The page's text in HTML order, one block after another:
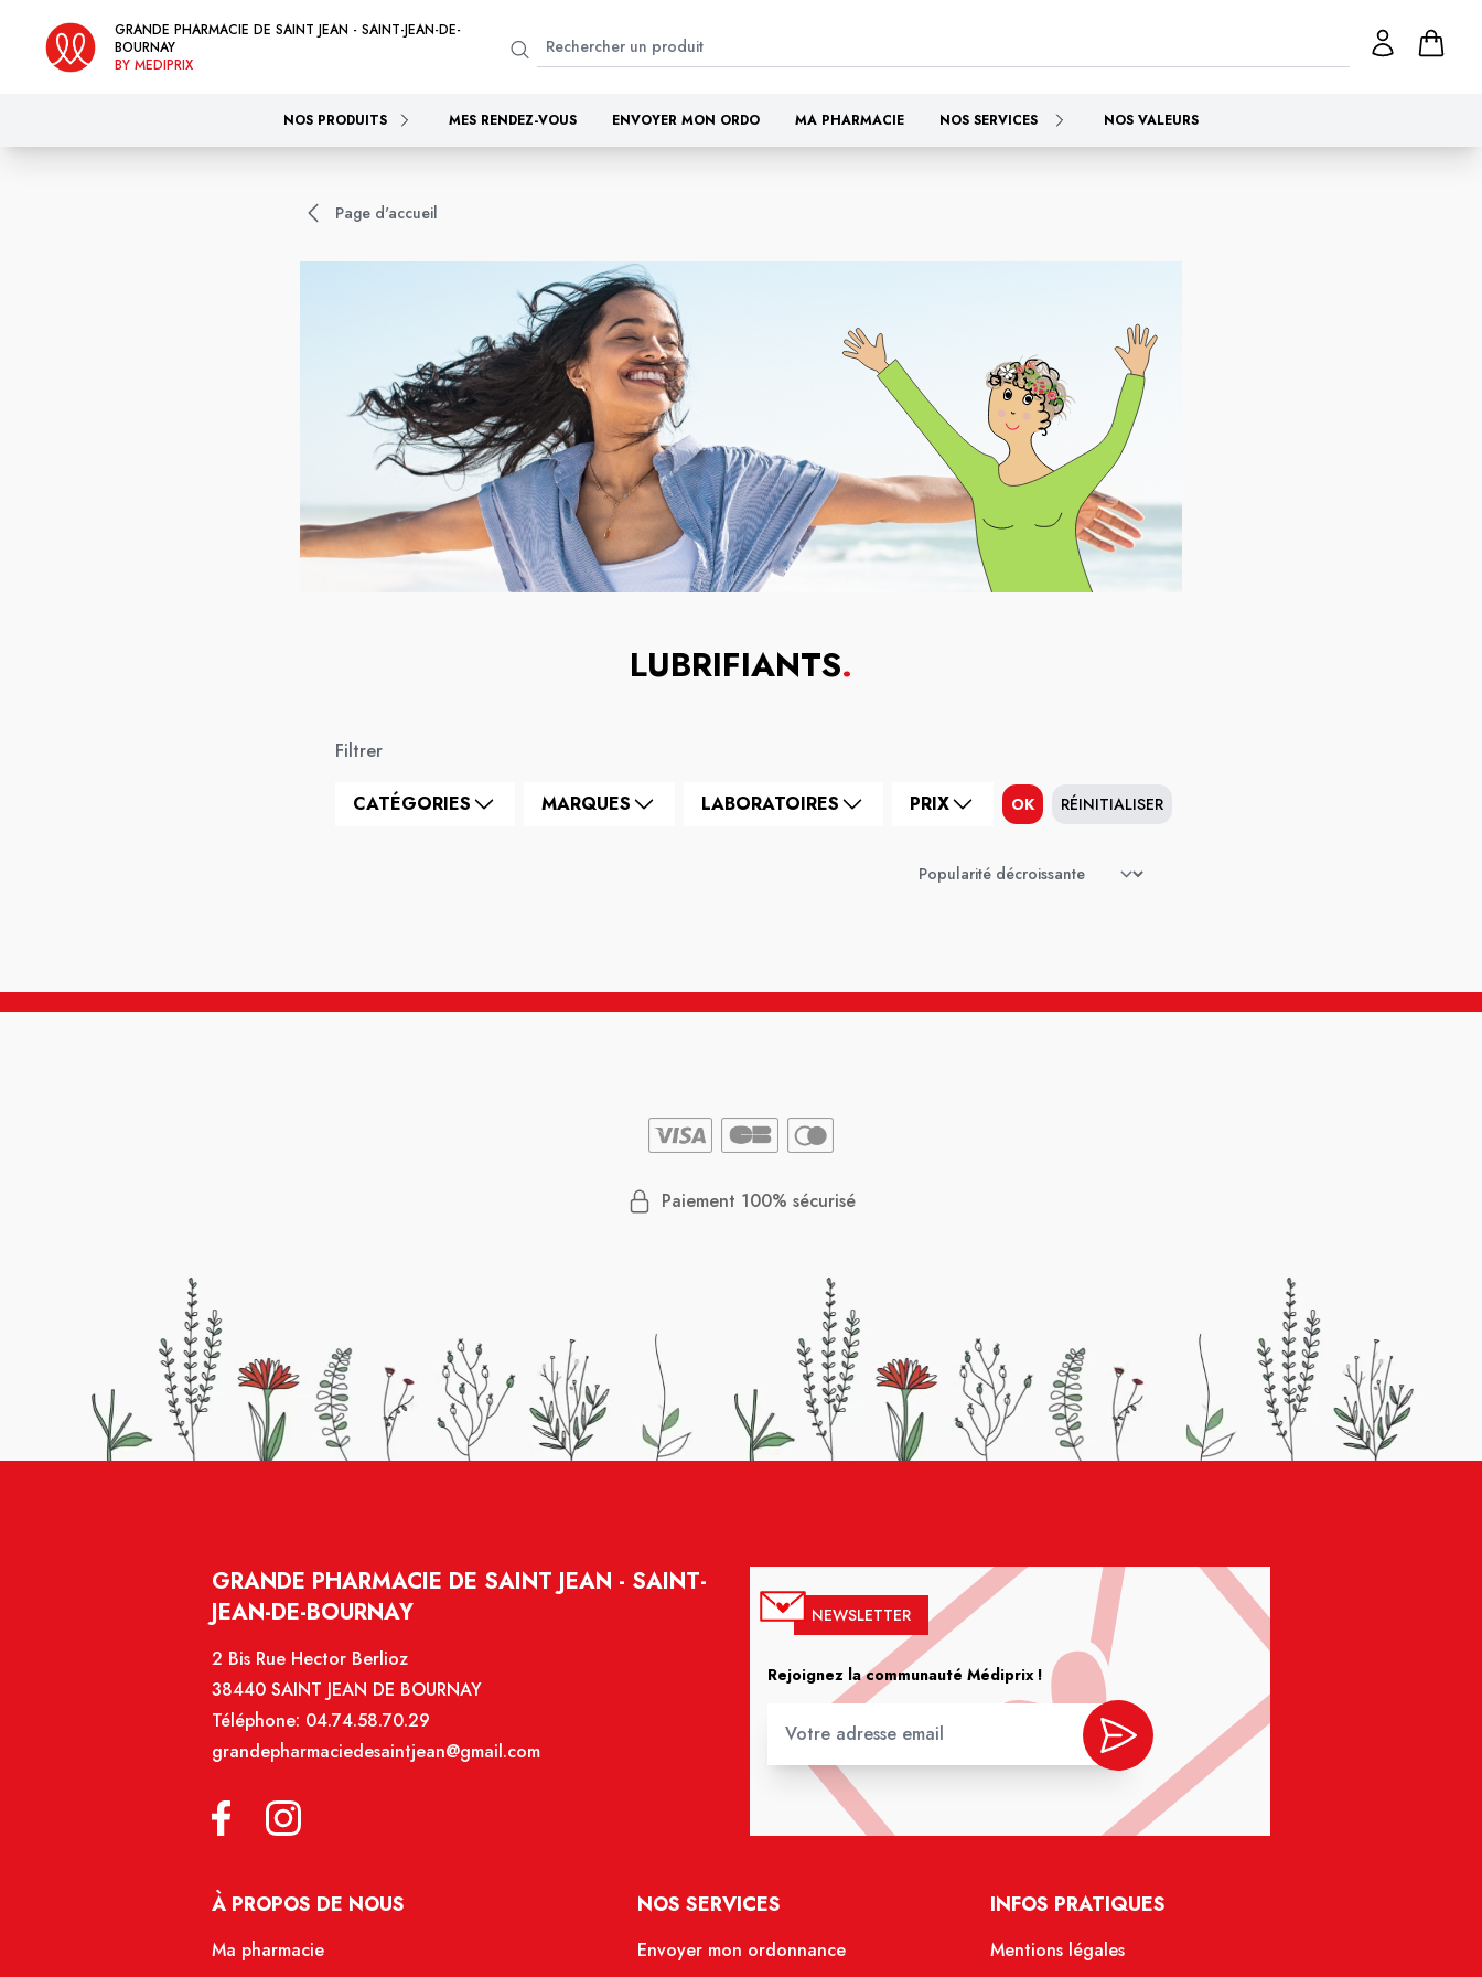
GRANDE PHARMACIE DE SAINT JEAN - SAINT-JEAN-DE-
BOURNAY
BY MEDIPRIX
NOS PRODUITS MES RENDEZ-VOUS ENVOYER MON ORDO MA PHARMACIE NOS SERVICES NOS VALEURS
Page d'accueil
LUBRIFIANTS.
Filtrer
CATÉGORIES MARQUES LABORATOIRES PRIX OK RÉINITIALISER
Paiement 100% sécurisé
GRANDE PHARMACIE DE SAINT JEAN - SAINT-
JEAN-DE-BOURNAY
2 Bis Rue Hector Berlioz
38440 SAINT JEAN DE BOURNAY
Téléphone: 04.74.58.70.29
grandepharmaciedesaintjean@gmail.com
NEWSLETTER
Rejoignez la communauté Médiprix !
À PROPOS DE NOUS
Ma pharmacie
NOS SERVICES
Envoyer mon ordonnance
INFOS PRATIQUES
Mentions légales